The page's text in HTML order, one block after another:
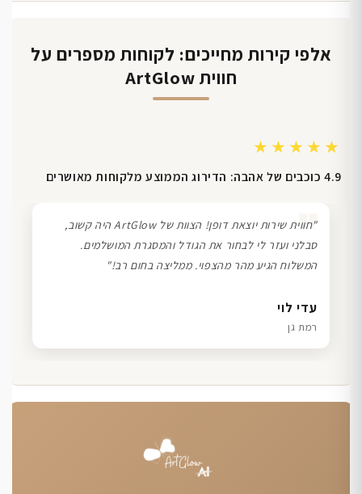
אלפי קירות מחייכים: לקוחות מספרים על
חווית ArtGlow
★★★★★
4.9 כוכבים של אהבה: הדירוג הממוצע מלקוחות מאושרים
שרון כהן
תל אביב
❞
"חווית שירות יוצאת דופן! הצוות של ArtGlow היה קשוב,
סבלני ועזר לי לבחור את הגודל והמסגרת המושלמים.
המשלוח הגיע מהר מהצפוי. ממליצה בחום רב!"
עדי לוי
רמת גן
דנה גל
חיפה
ליאת ויוסי מ.
הוד השרון